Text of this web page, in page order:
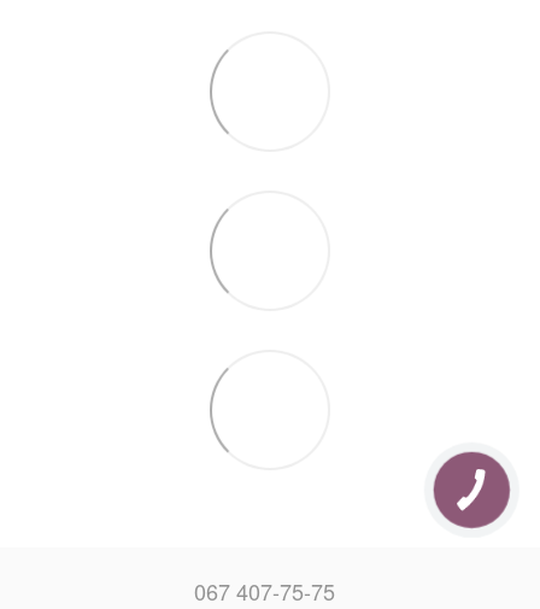
067 407-75-75